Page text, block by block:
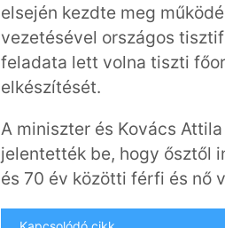
elsején kezdte meg
vezetésével országos
feladata lett volna tiszti
elkészítését.
A miniszter és Kovács
jelentették be, hogy ősztől
és 70 év közötti férfi és nő